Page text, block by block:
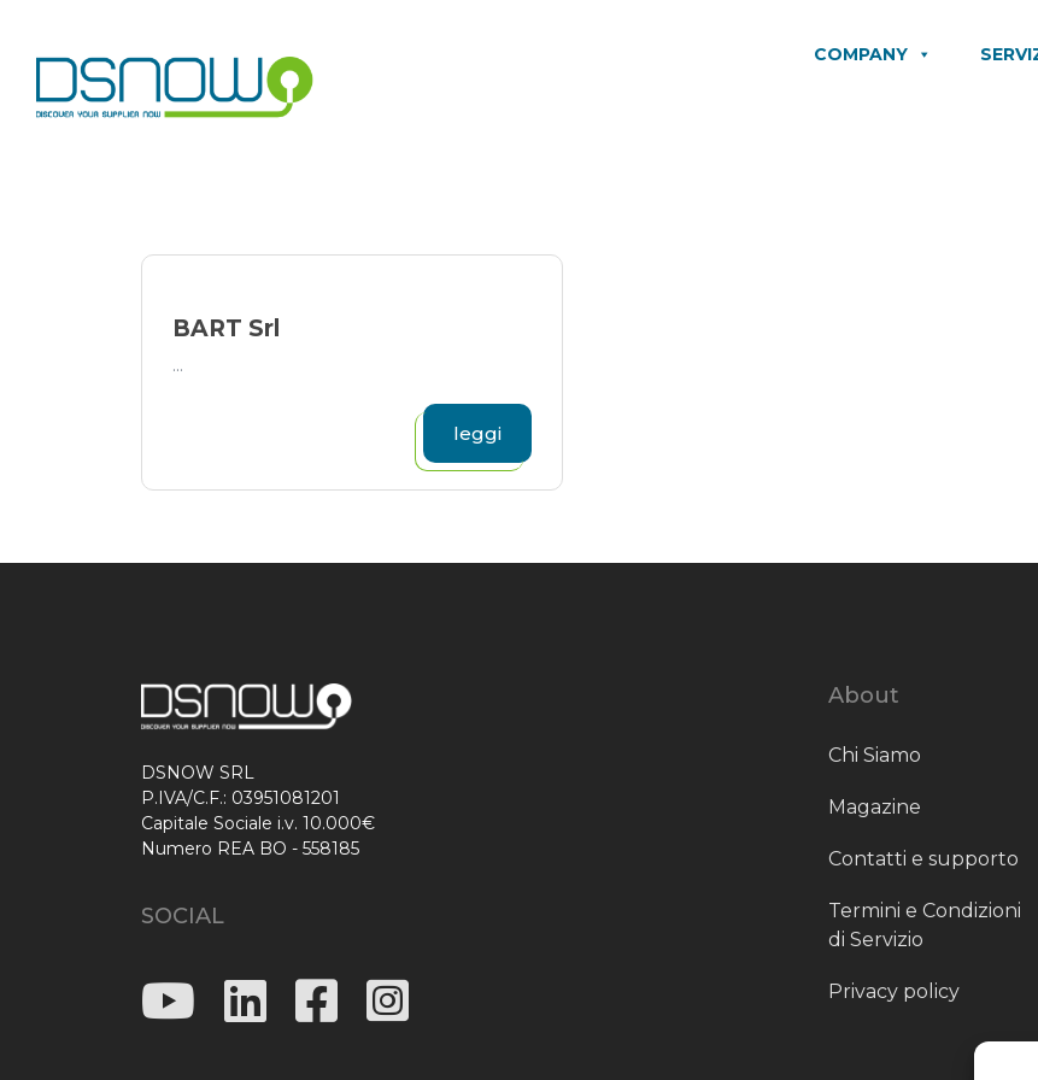
content
COMPANY
BART Srl
...
leggi
DSNOW SRL
P.IVA/C.F.: 03951081201
Capitale Sociale i.v. 10.000€
Numero REA BO - 558185
SOCIAL
About
Chi Siamo
Magazine
Contatti e supporto
Termini e Condizioni
di Servizio
Privacy policy